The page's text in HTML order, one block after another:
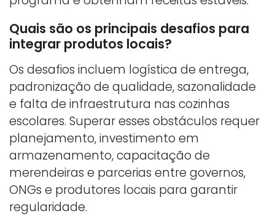
Quais são os principais desafios para
integrar produtos locais?
Os desafios incluem logística de entrega,
padronização de qualidade, sazonalidade
e falta de infraestrutura nas cozinhas
escolares. Superar esses obstáculos requer
planejamento, investimento em
armazenamento, capacitação de
merendeiras e parcerias entre governos,
ONGs e produtores locais para garantir
regularidade.